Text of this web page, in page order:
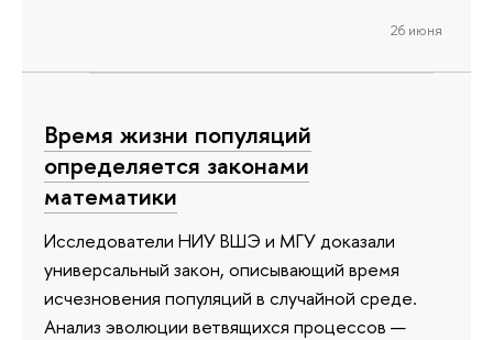
26 июня
Время жизни популяций
определяется законами
математики
Исследователи НИУ ВШЭ и МГУ доказали
универсальный закон, описывающий время
исчезновения популяций в случайной среде.
Анализ эволюции ветвящихся процессов —